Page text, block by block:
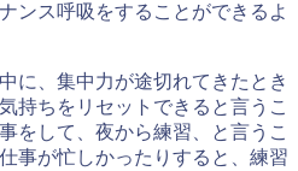
ンス呼吸をすることができるよ
に、集中力が途切れてきたとき
持ちをリセットできると言うこ
をして、夜から練習、と言うこ
事が忙しかったりすると、練習